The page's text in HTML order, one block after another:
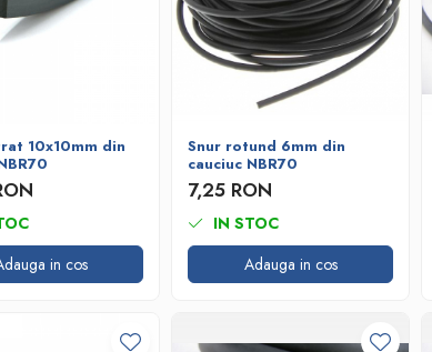
10x10mm din
in cos
Snur rotund 6mm din
cauciuc NBR70
7,25 RON
IN STOC
Adauga in cos